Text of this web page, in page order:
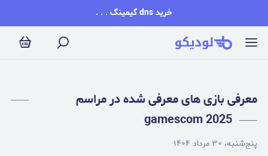
خرید dns گیمینگ . . .
معرفی بازی های معرفی شده در مراسم
gamescom 2025
پنج‌شنبه، ۳۰ مرداد ۱۴۰۴